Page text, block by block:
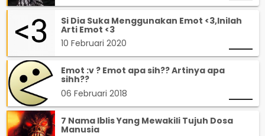
Si Dia Suka Menggunakan Emot <3,Inilah
Arti Emot <3
10 Februari 2020
Emot :v ? Emot apa sih?? Artinya apa
sihh??
06 Februari 2018
7 Nama Iblis Yang Mewakili Tujuh Dosa
Manusia